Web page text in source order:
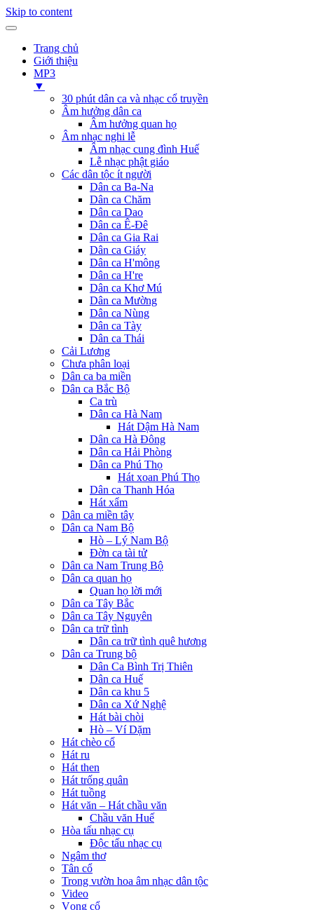
Skip to content
Trang chủ
Giới thiệu
MP3
▼
30 phút dân ca và nhạc cổ truyền
Âm hưởng dân ca
Âm hưởng quan họ
Âm nhạc nghi lễ
Âm nhạc cung đình Huế
Lễ nhạc phật giáo
Các dân tộc ít người
Dân ca Ba-Na
Dân ca Chăm
Dân ca Dao
Dân ca Ê-Đê
Dân ca Gia Rai
Dân ca Giáy
Dân ca H'mông
Dân ca H're
Dân ca Khơ Mú
Dân ca Mường
Dân ca Nùng
Dân ca Tày
Dân ca Thái
Cải Lương
Chưa phân loại
Dân ca ba miền
Dân ca Bắc Bộ
Ca trù
Dân ca Hà Nam
Hát Dậm Hà Nam
Dân ca Hà Đông
Dân ca Hải Phòng
Dân ca Phú Thọ
Hát xoan Phú Thọ
Dân ca Thanh Hóa
Hát xẩm
Dân ca miền tây
Dân ca Nam Bộ
Hò – Lý Nam Bộ
Đờn ca tài tử
Dân ca Nam Trung Bộ
Dân ca quan họ
Quan họ lời mới
Dân ca Tây Bắc
Dân ca Tây Nguyên
Dân ca trữ tình
Dân ca trữ tình quê hương
Dân ca Trung bộ
Dân Ca Bình Trị Thiên
Dân ca Huế
Dân ca khu 5
Dân ca Xứ Nghệ
Hát bài chòi
Hò – Ví Dặm
Hát chèo cổ
Hát ru
Hát then
Hát trống quân
Hát tuồng
Hát văn – Hát chầu văn
Chầu văn Huế
Hòa tấu nhạc cụ
Độc tấu nhạc cụ
Ngâm thơ
Tân cổ
Trong vườn hoa âm nhạc dân tộc
Video
Vọng cổ